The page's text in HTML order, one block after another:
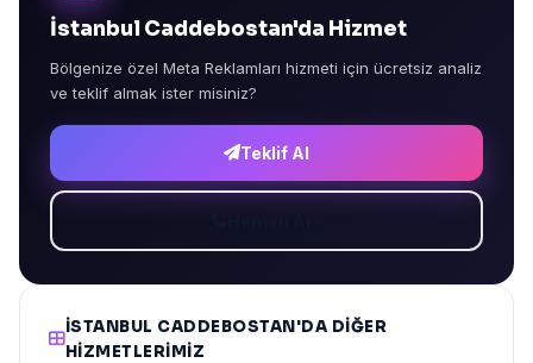
İstanbul Caddebostan'da Hizmet
Bölgenize özel Meta Reklamları hizmeti için ücretsiz analiz
ve teklif almak ister misiniz?
Teklif Al
İSTANBUL CADDEBOSTAN'DA DIĞER
HIZMETLERIMIZ